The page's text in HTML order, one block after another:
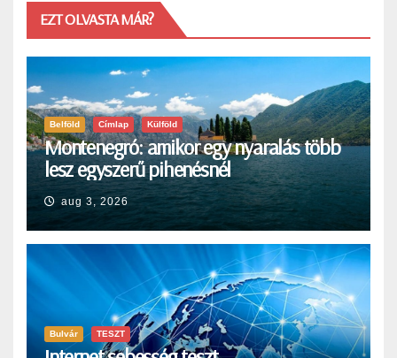
EZT OLVASTA MÁR?
Belföld Címlap Külföld
Montenegró: amikor egy nyaralás több
lesz egyszerű pihenésnél
aug 3, 2026
Bulvár TESZT